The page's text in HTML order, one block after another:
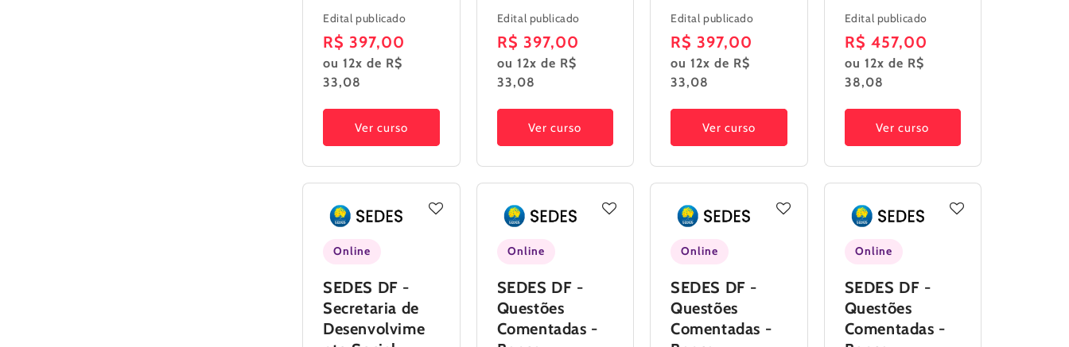
Edital publicado
Preço
normal
R$ 397,00
ou 12x de R$
33,08
Ver curso
Edital publicado
Preço
normal
R$ 397,00
ou 12x de R$
33,08
Ver curso
Edital publicado
Preço
normal
R$ 397,00
ou 12x de R$
33,08
Ver curso
Edital publicado
Preço
normal
R$ 457,00
ou 12x de R$
38,08
Ver curso
Online
SEDES DF -
Secretaria de
Desenvolvime
Online
SEDES DF -
Questões
Comentadas -
Online
SEDES DF -
Questões
Comentadas -
Online
SEDES DF -
Questões
Comentadas -